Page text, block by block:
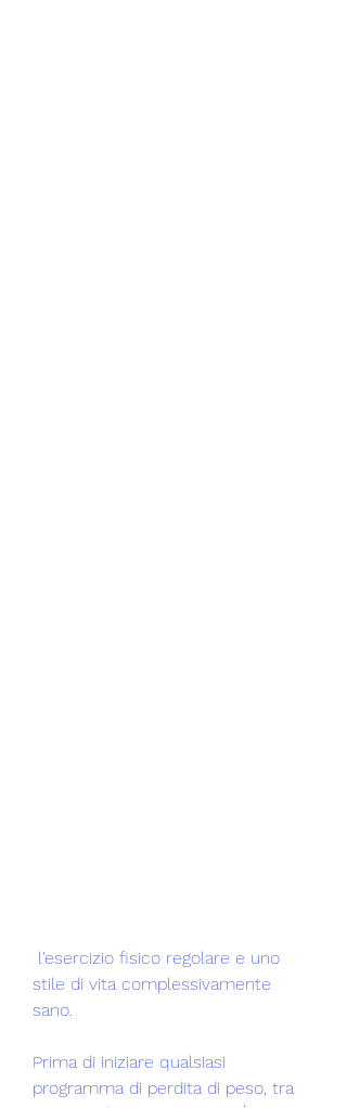
stile di vita complessivamente
sano.
Prima di iniziare qualsiasi
programma di perdita di peso, tra